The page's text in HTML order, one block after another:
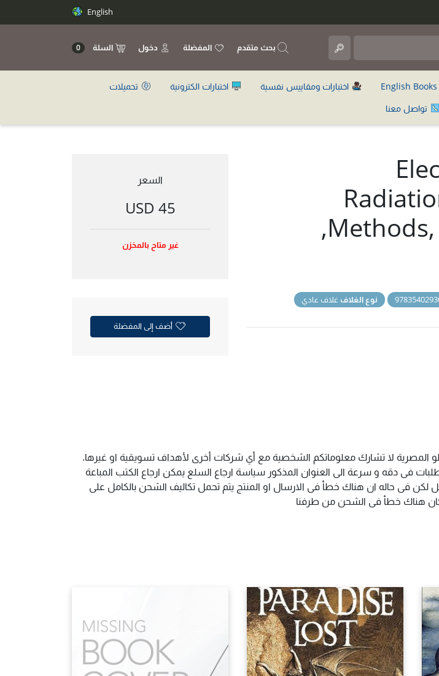
English
بحث متقدم المفضلة دخول السلة 0
اختبارات ومقاييس نفسية اختبارات الكترونية
تحميلات
تواصل معنا
Methods,
نوع الغلاف غلاف عادي
السعر
45 USD
غير متاح بالمخزن
أضف إلى المفضلة
المصرية لا تشارك معلوماتكم الشخصية مع أي شركات أخرى لأهداف تسويقية او غيرها.
فى دقه و سرعة الى العنوان المذكور سياسة ارجاع السلع يمكن ارجاع الكتب المباعة
فى حاله ان هناك خطأ فى الارسال او المنتج يتم تحمل تكاليف الشحن بالكامل على
كان هناك خطأ فى الشحن من طرفنا